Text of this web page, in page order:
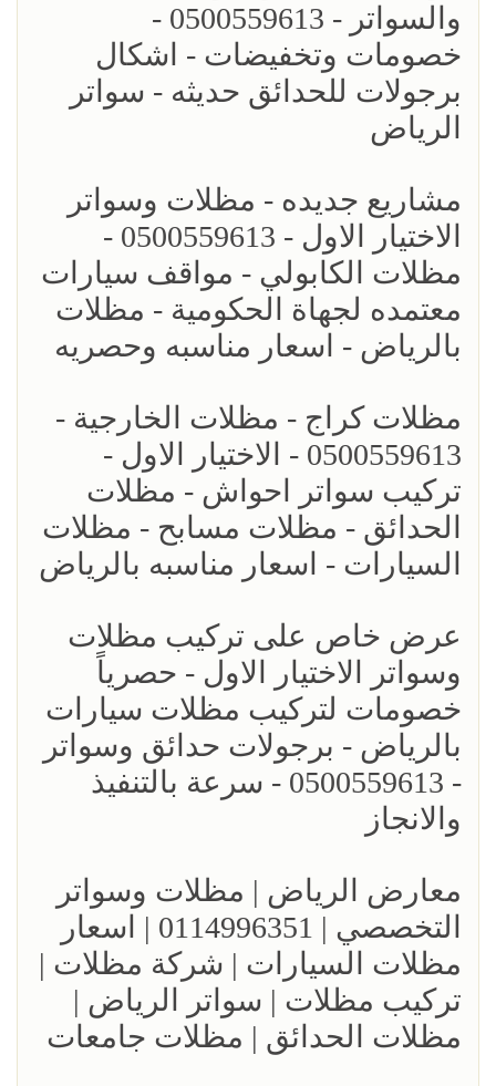
والسواتر - 0500559613 -
خصومات وتخفيضات - اشكال
برجولات للحدائق حديثه - سواتر
الرياض
مشاريع جديده - مظلات وسواتر
الاختيار الاول - 0500559613 -
مظلات الكابولي - مواقف سيارات
معتمده لجهاة الحكومية - مظلات
بالرياض - اسعار مناسبه وحصريه
مظلات كراج - مظلات الخارجية -
0500559613 - الاختيار الاول -
تركيب سواتر احواش - مظلات
الحدائق - مظلات مسابح - مظلات
السيارات - اسعار مناسبه بالرياض
عرض خاص على تركيب مظلات
وسواتر الاختيار الاول - حصرياً
خصومات لتركيب مظلات سيارات
بالرياض - برجولات حدائق وسواتر
- 0500559613 - سرعة بالتنفيذ
والانجاز
معارض الرياض | مظلات وسواتر
التخصصي | 0114996351 | اسعار
مظلات السيارات | شركة مظلات |
تركيب مظلات | سواتر الرياض |
مظلات الحدائق | مظلات جامعات